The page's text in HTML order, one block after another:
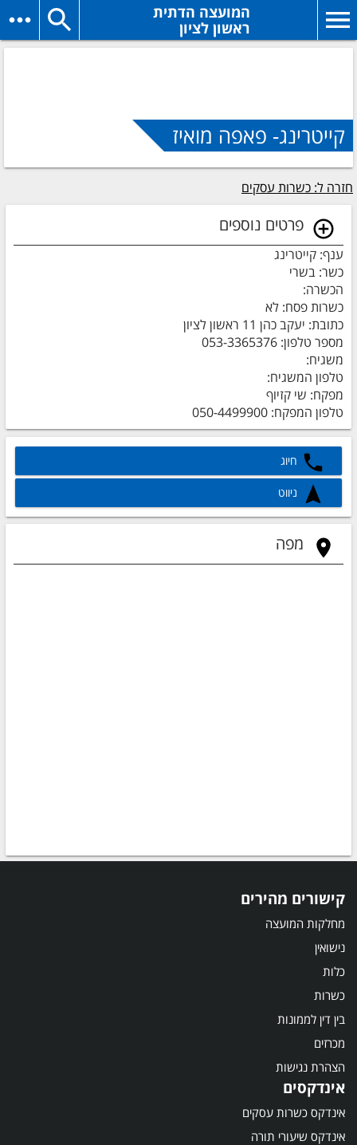
המועצה הדתית
ראשון לציון
קייטרינג- פאפה מואיז
חזרה ל: כשרות עסקים
פרטים נוספים
ענף: קייטרינג
כשר: בשרי
הכשרה:
כשרות פסח: לא
כתובת: יעקב כהן 11 ראשון לציון
מספר טלפון: 053-3365376
משגיח:
טלפון המשגיח:
מפקח: שי קזיוף
טלפון המפקח: 050-4499900
חיוג
ניווט
מפה
קישורים מהירים
מחלקות המועצה
נישואין
כלות
כשרות
בין דין לממונות
מכרזים
הצהרת נגישות
אינדקסים
אינדקס כשרות עסקים
אינדקס שיעורי תורה